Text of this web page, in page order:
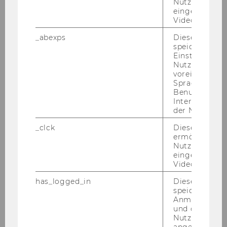
Aller Teilnehmender
Videos
_abexps
Dieses Cookie
speichert
Nutzer*in, zB.
Sprache,
der Nutzer*in
_clck
Dieses Cookie
ermöglicht
Nutzung des
Video Players
has_logged_in
Dieses Cookie
speichert
und ob sich
Nutzer*in